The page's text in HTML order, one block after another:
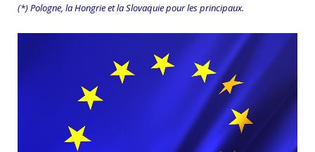
(*) Pologne, la Hongrie et la Slovaquie pour les principaux.